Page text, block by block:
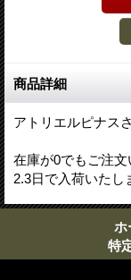
商品詳細
アトリエルピナス
在庫が0でもご注文
2.3日で入荷いたし
ホ
特